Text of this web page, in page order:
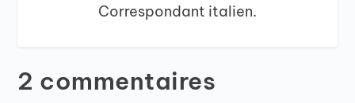
Correspondant italien.
2 commentaires